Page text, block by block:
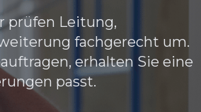
prüfen Leitung,
fachgerecht um.
erhalten Sie eine
passt.